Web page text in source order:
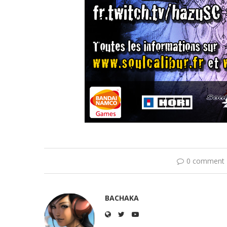
0 comment
BACHAKA